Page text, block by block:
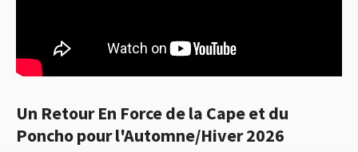
Un Retour En Force de la Cape et du
Poncho pour l'Automne/Hiver 2026